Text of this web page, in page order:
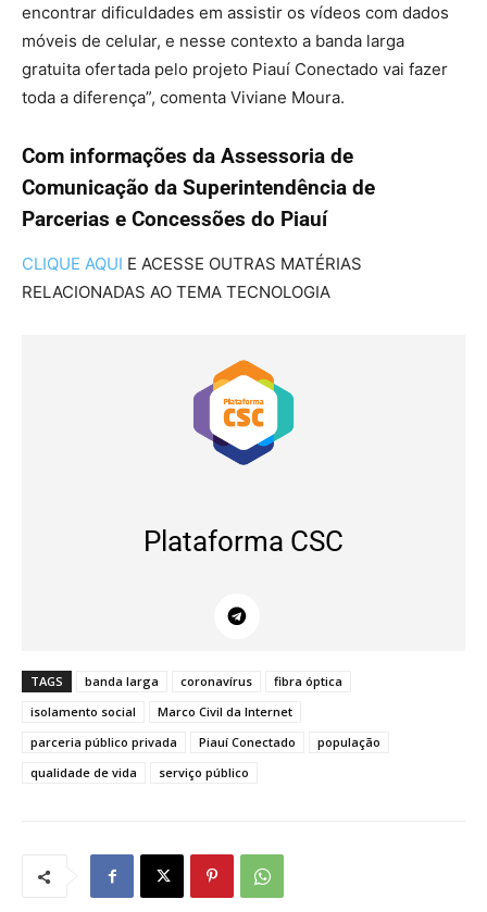
encontrar dificuldades em assistir os vídeos com dados
móveis de celular, e nesse contexto a banda larga
gratuita ofertada pelo projeto Piauí Conectado vai fazer
toda a diferença”, comenta Viviane Moura.
Com informações da Assessoria de
Comunicação da Superintendência de
Parcerias e Concessões do Piauí
CLIQUE AQUI E ACESSE OUTRAS MATÉRIAS
RELACIONADAS AO TEMA TECNOLOGIA
Plataforma CSC
TAGS banda larga coronavírus
fibra óptica
isolamento social
Marco Civil da Internet
parceria público privada
Piauí Conectado
população
qualidade de vida
serviço público